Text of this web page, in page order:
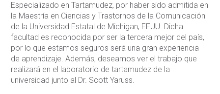
Especializado en Tartamudez, por haber sido admitida en
la Maestría en Ciencias y Trastornos de la Comunicación
de la Universidad Estatal de Michigan, EEUU. Dicha
facultad es reconocida por ser la tercera mejor del país,
por lo que estamos seguros será una gran experiencia
de aprendizaje. Además, deseamos ver el trabajo que
realizará en el laboratorio de tartamudez de la
universidad junto al Dr. Scott Yaruss.